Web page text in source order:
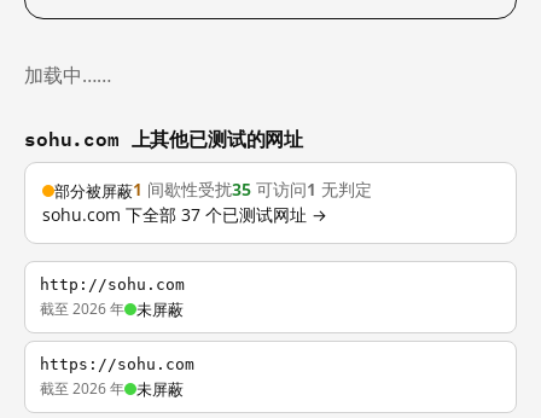
加载中……
sohu.com 上其他已测试的网址
部分被屏蔽1 间歇性受扰35 可访问1 无判定
sohu.com 下全部 37 个已测试网址 →
http://sohu.com
截至 2026 年 未屏蔽
https://sohu.com
截至 2026 年 未屏蔽